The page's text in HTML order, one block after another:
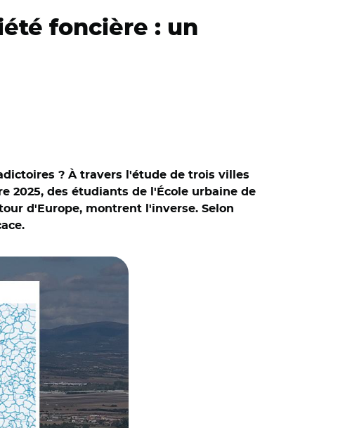
foncière : un
? À travers l'étude de trois villes
2025, des étudiants de l'École urbaine de
d'Europe, montrent l'inverse. Selon